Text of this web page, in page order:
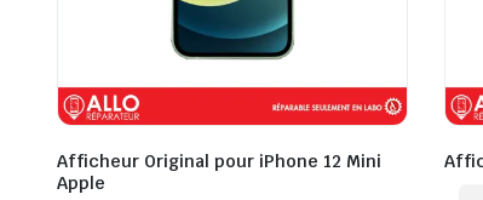
Afficheur Original pour iPhone 12 Mini
Apple